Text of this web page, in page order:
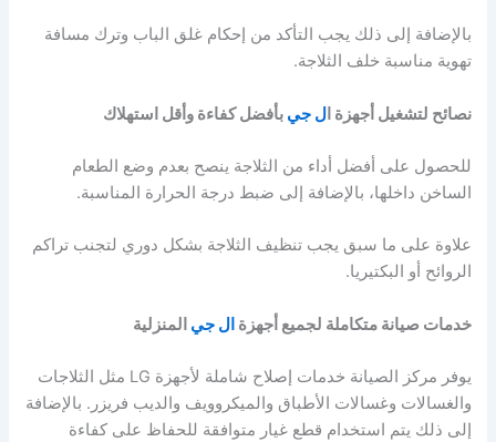
بالإضافة إلى ذلك يجب التأكد من إحكام غلق الباب وترك مسافة
تهوية مناسبة خلف الثلاجة.
نصائح لتشغيل أجهزة ال جي بأفضل كفاءة وأقل استهلاك
للحصول على أفضل أداء من الثلاجة ينصح بعدم وضع الطعام
الساخن داخلها، بالإضافة إلى ضبط درجة الحرارة المناسبة.
علاوة على ما سبق يجب تنظيف الثلاجة بشكل دوري لتجنب تراكم
الروائح أو البكتيريا.
خدمات صيانة متكاملة لجميع أجهزة ال جي المنزلية
يوفر مركز الصيانة خدمات إصلاح شاملة لأجهزة LG مثل الثلاجات
والغسالات وغسالات الأطباق والميكروويف والديب فريزر. بالإضافة
إلى ذلك يتم استخدام قطع غيار متوافقة للحفاظ على كفاءة